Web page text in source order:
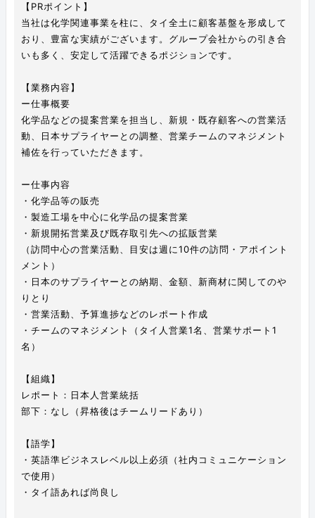
【PRポイント】
当社は化学関連事業を柱に、タイ全土に顧客基盤を形成して
おり、豊富な実績がございます。グループ会社からの引き合
いも多く、安定して活躍できるポジションです。
【業務内容】
ー仕事概要
化学品などの提案営業を担当し、新規・既存顧客への営業活
動、日本サプライヤーとの調整、営業チームのマネジメント
補佐を行っていただきます。
ー仕事内容
・化学品等の販売
・製造工場を中心に化学品の提案営業
・新規開拓営業及び既存取引先への拡販営業
（訪問中心の営業活動、目安は週に10件の訪問・アポイント
メント）
・日本のサプライヤーとの納期、金額、新商材に関してのや
りとり
・営業活動、予算進捗などのレポート作成
・チームのマネジメント（タイ人営業1名、営業サポート1
名）
【組織】
レポート：日本人営業統括
部下：なし（昇格後はチームリードあり）
【語学】
・英語準ビジネスレベル以上必須（社内コミュニケーション
で使用）
・タイ語あれば尚良し